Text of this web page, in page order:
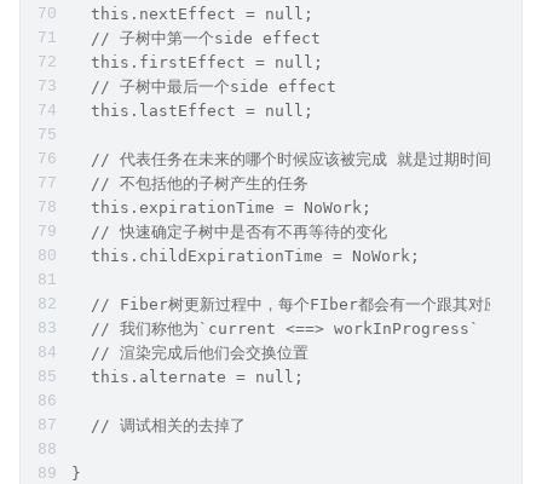
  this.nextEffect = null;
  // 子树中第一个side effect
  this.firstEffect = null;
  // 子树中最后一个side effect
  this.lastEffect = null;
  // 代表任务在未来的哪个时候应该被完成 就是过期时间
  // 不包括他的子树产生的任务
  this.expirationTime = NoWork;
  // 快速确定子树中是否有不再等待的变化
  this.childExpirationTime = NoWork;
// Fiber树更新过程中，每个FIber都会有一个跟其对应的
  // 我们称他为`current <==> workInProgress`
  // 渲染完成后他们会交换位置
  this.alternate = null;
  // 调试相关的去掉了
}